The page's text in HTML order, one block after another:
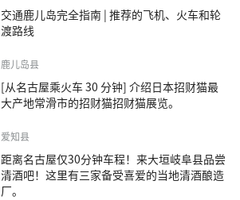
交通鹿儿岛完全指南 | 推荐的飞机、火车和轮
渡路线
鹿儿岛县
[从名古屋乘火车 30 分钟] 介绍日本招财猫最
大产地常滑市的招财猫招财猫展览。
爱知县
距离名古屋仅30分钟车程！来大垣岐阜县品尝
清酒吧！这里有三家备受喜爱的当地清酒酿造
厂。